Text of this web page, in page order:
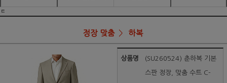
ㅌ
정장 맞춤 하복
상품명 (SU260524) 춘하복 기본
스판 정장, 맞춤 수트 C-